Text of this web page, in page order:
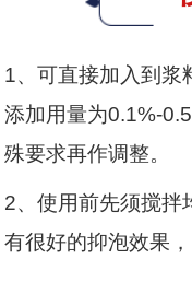
1、可直接加入到浆
添加用量为0.1%-
殊要求再作调整。
2、使用前先须搅拌
有很好的抑泡效果